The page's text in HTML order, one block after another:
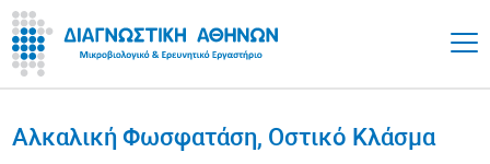
Αλκαλική Φωσφατάση, Οστικό Κλάσμα